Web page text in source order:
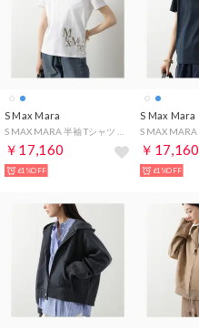
S Max Mara
￥17,160
61%OFF
S Max Mara
￥17,160
61%OFF